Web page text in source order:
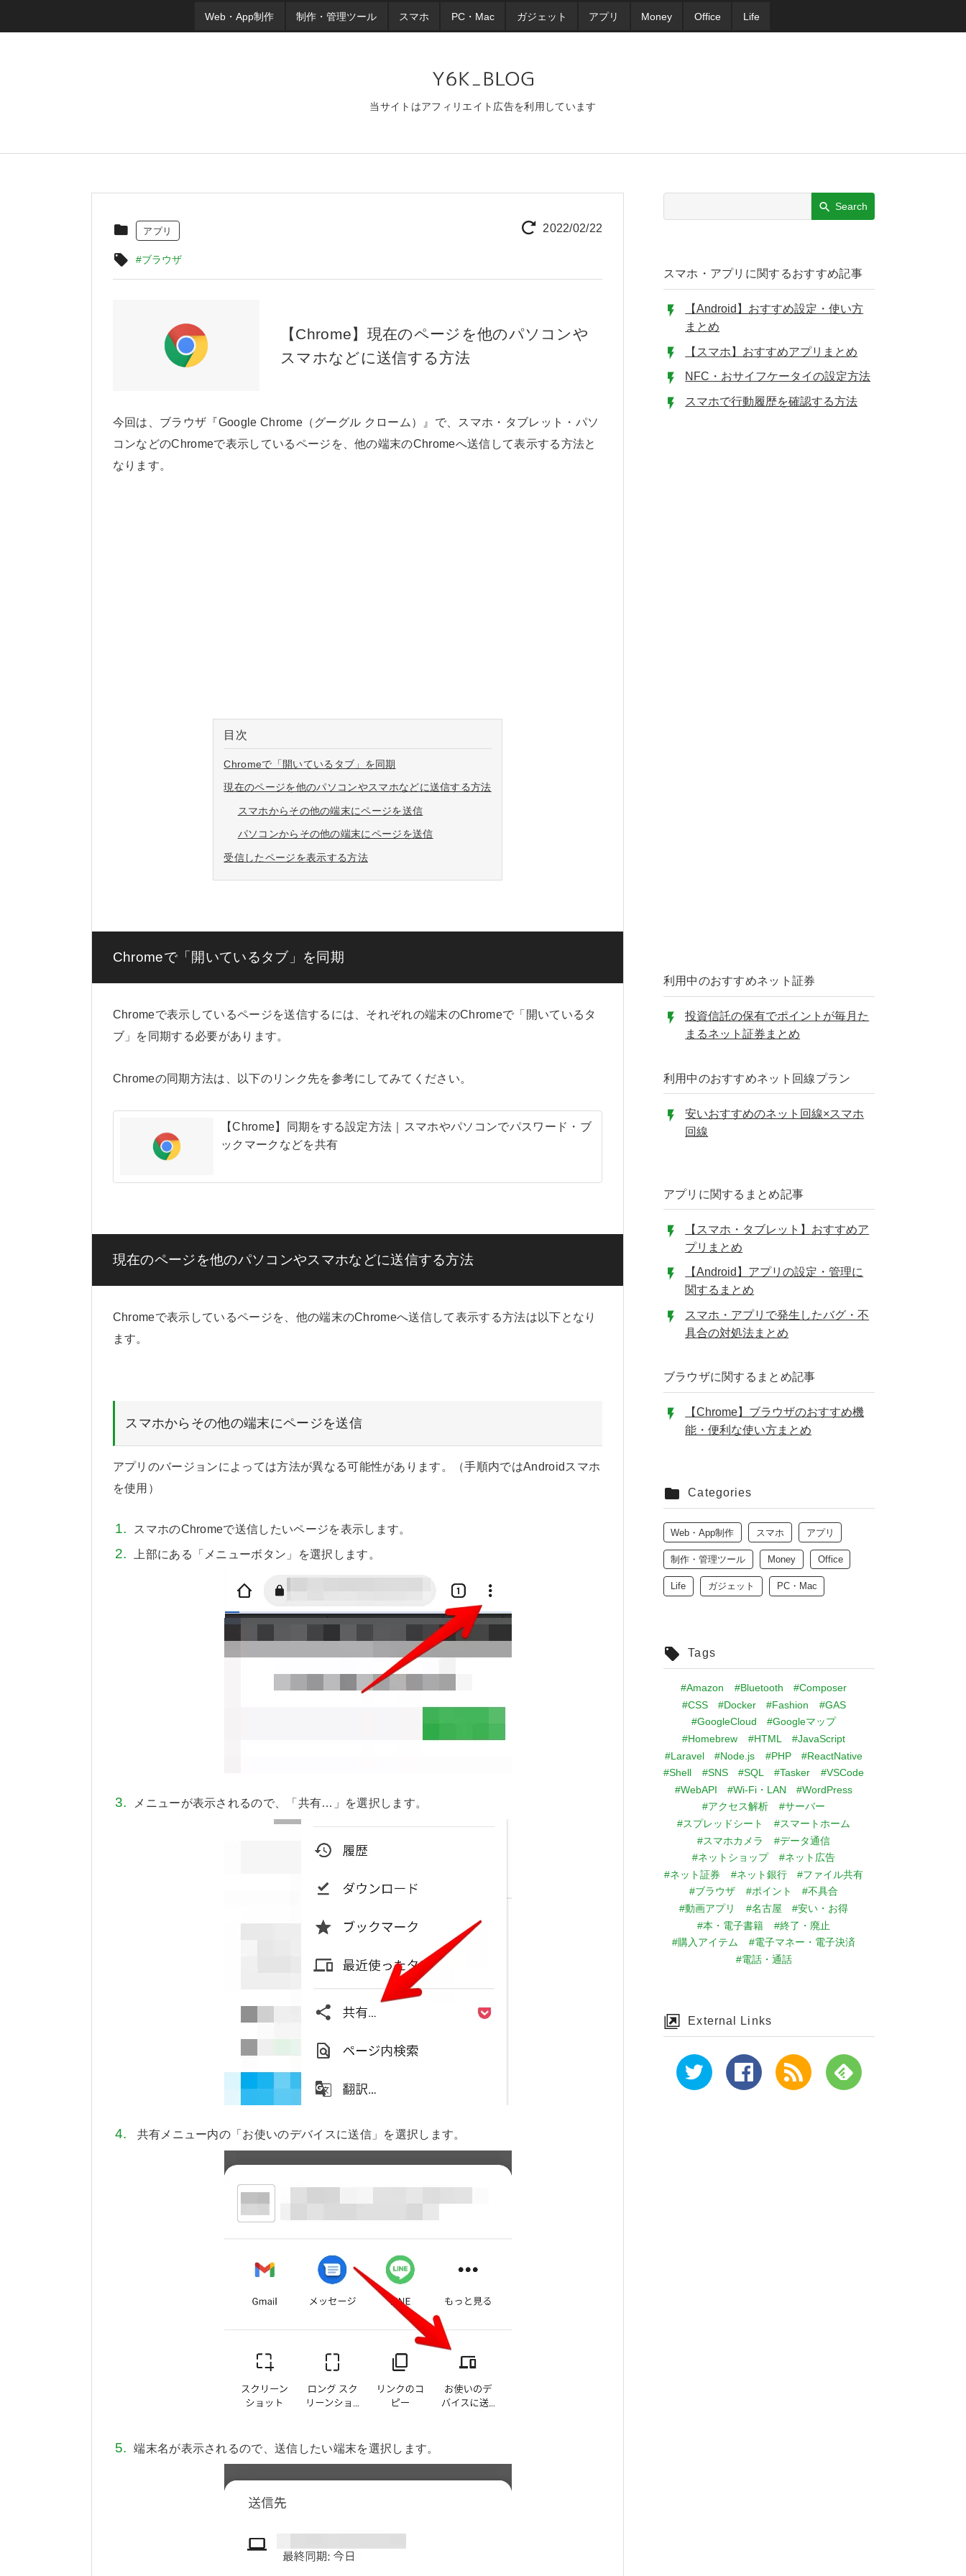
Web・App制作 制作・管理ツール スマホ PC・Mac ガジェット アプリ Money Office Life
当サイトはアフィリエイト広告を利用しています
2022/02/22
アプリ
#ブラウザ
【Chrome】現在のページを他のパソコンや
スマホなどに送信する方法
今回は、ブラウザ『Google Chrome（グーグル クローム）』で、スマホ・タブレット・パソ
コンなどのChromeで表示しているページを、他の端末のChromeへ送信して表示する方法と
なります。
目次
Chromeで「開いているタブ」を同期
現在のページを他のパソコンやスマホなどに送信する方法
スマホからその他の端末にページを送信
パソコンからその他の端末にページを送信
受信したページを表示する方法
Chromeで「開いているタブ」を同期
Chromeで表示しているページを送信するには、それぞれの端末のChromeで「開いているタ
ブ」を同期する必要があります。
Chromeの同期方法は、以下のリンク先を参考にしてみてください。
【Chrome】同期をする設定方法｜スマホやパソコンでパスワード・ブ
ックマークなどを共有
現在のページを他のパソコンやスマホなどに送信する方法
Chromeで表示しているページを、他の端末のChromeへ送信して表示する方法は以下となり
ます。
スマホからその他の端末にページを送信
アプリのバージョンによっては方法が異なる可能性があります。（手順内ではAndroidスマホ
を使用）
スマホのChromeで送信したいページを表示します。
上部にある「メニューボタン」を選択します。
メニューが表示されるので、「共有…」を選択します。
共有メニュー内の「お使いのデバイスに送信」を選択します。
端末名が表示されるので、送信したい端末を選択します。
Search
スマホ・アプリに関するおすすめ記事
【Android】おすすめ設定・使い方
まとめ
【スマホ】おすすめアプリまとめ
NFC・おサイフケータイの設定方法
スマホで行動履歴を確認する方法
利用中のおすすめネット証券
投資信託の保有でポイントが毎月た
まるネット証券まとめ
利用中のおすすめネット回線プラン
安いおすすめのネット回線×スマホ
回線
アプリに関するまとめ記事
【スマホ・タブレット】おすすめア
プリまとめ
【Android】アプリの設定・管理に
関するまとめ
スマホ・アプリで発生したバグ・不
具合の対処法まとめ
ブラウザに関するまとめ記事
【Chrome】ブラウザのおすすめ機
能・便利な使い方まとめ
Categories
Web・App制作 スマホ アプリ
制作・管理ツール Money Office
Life ガジェット PC・Mac
Tags
#Amazon #Bluetooth
#Composer
#CSS
#Docker #Fashion
#GAS
#GoogleCloud
#Googleマップ
#Homebrew
#HTML
#JavaScript
#Laravel
#Node.js #PHP
#ReactNative
#Shell
#SNS #SQL #Tasker
#VSCode
#WebAPI
#Wi-Fi・LAN
#WordPress
#アクセス解析
#サーバー
#スプレッドシート
#スマートホーム
#スマホカメラ
#データ通信
#ネットショップ
#ネット広告
#ネット証券
#ネット銀行
#ファイル共有
#ブラウザ
#ポイント
#不具合
#動画アプリ
#名古屋
#安い・お得
#本・電子書籍
#終了・廃止
#購入アイテム
#電子マネー・電子決済
#電話・通話
External Links